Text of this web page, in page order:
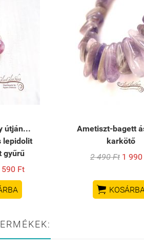
útján...
lepidolit
gyűrű
590 Ft
Ametiszt-bagett
karkötő
2 490 Ft 1
